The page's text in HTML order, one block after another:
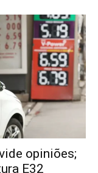
opiniões;
E32